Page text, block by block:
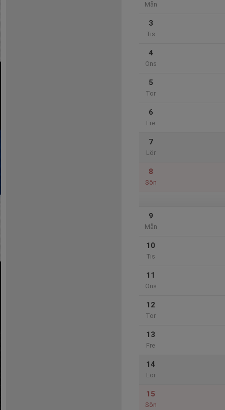
Mån
3
Tis
4
Ons
5
Tor
6
Fre
7
Lör
8
Sön
9
Mån
10
Tis
11
Ons
12
Tor
13
Fre
14
Lör
15
Sön